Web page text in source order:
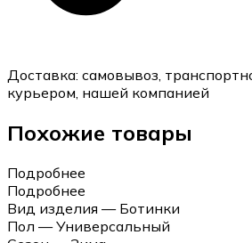
Доставка: самовывоз,
курьером, нашей компанией
Похожие товары
Подробнее
Подробнее
Вид изделия — Ботинки
Пол — Универсальный